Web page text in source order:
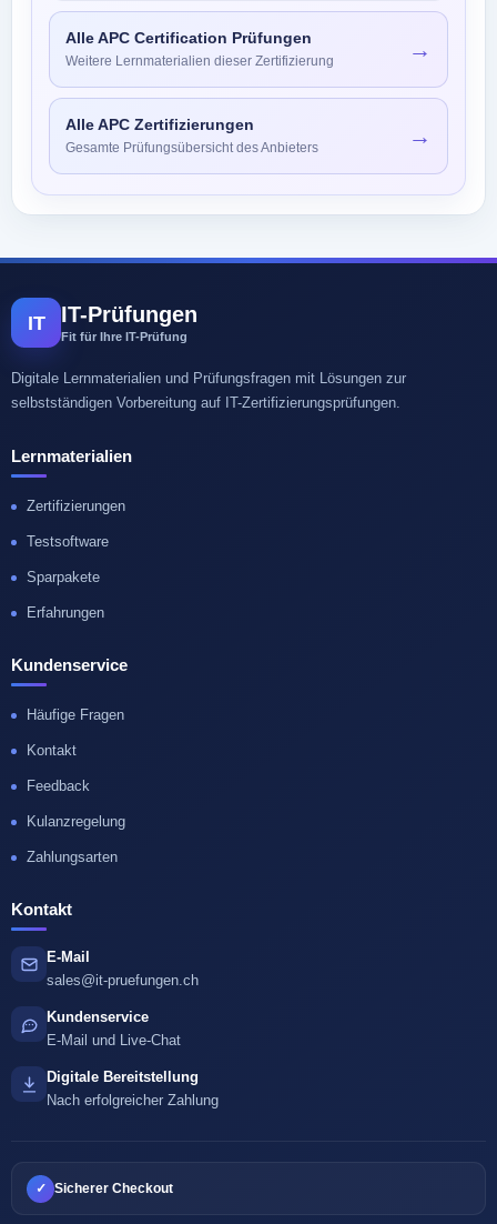
Alle APC Certification Prüfungen
Weitere Lernmaterialien dieser Zertifizierung →
Alle APC Zertifizierungen
Gesamte Prüfungsübersicht des Anbieters →
IT IT-Prüfungen
Fit für Ihre IT-Prüfung
Digitale Lernmaterialien und Prüfungsfragen mit Lösungen zur
selbstständigen Vorbereitung auf IT-Zertifizierungsprüfungen.
Lernmaterialien
Zertifizierungen
Testsoftware
Sparpakete
Erfahrungen
Kundenservice
Häufige Fragen
Kontakt
Feedback
Kulanzregelung
Zahlungsarten
Kontakt
E-Mail
sales@it-pruefungen.ch
Kundenservice
E-Mail und Live-Chat
Digitale Bereitstellung
Nach erfolgreicher Zahlung
✓ Sicherer Checkout